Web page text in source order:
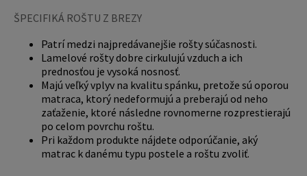
ŠPECIFIKÁ ROŠTU Z BREZY
Patrí medzi najpredávanejšie rošty súčasnosti.
Lamelové rošty dobre cirkulujú vzduch a ich
prednosťou je vysoká nosnosť.
Majú veľký vplyv na kvalitu spánku, pretože sú oporou
matraca, ktorý nedeformujú a preberajú od neho
zaťaženie, ktoré následne rovnomerne rozprestierajú
po celom povrchu roštu.
Pri každom produkte nájdete odporúčanie, aký
matrac k danému typu postele a roštu zvoliť.